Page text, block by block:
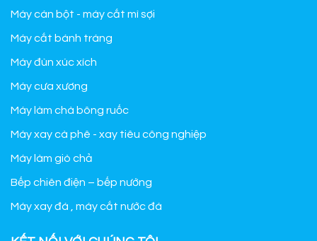
Máy cán bột - máy cắt mì sợi
Máy cắt bánh tráng
Máy đùn xúc xích
Máy cưa xương
Máy làm chà bông ruốc
Máy xay cà phê - xay tiêu công nghiệp
Máy làm giò chả
Bếp chiên điện – bếp nướng
Máy xay đá , máy cắt nước đá